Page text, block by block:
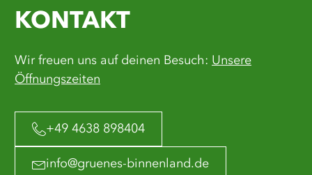
KONTAKT
Wir freuen uns auf deinen Besuch: Unsere
Öffnungszeiten
+49 4638 898404
info@gruenes-binnenland.de